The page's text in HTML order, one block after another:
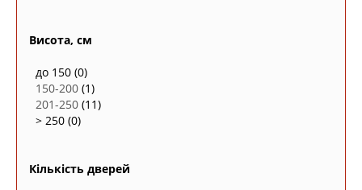
Висота, см
до 150 (0)
150-200 (1)
201-250 (11)
> 250 (0)
Кількість дверей